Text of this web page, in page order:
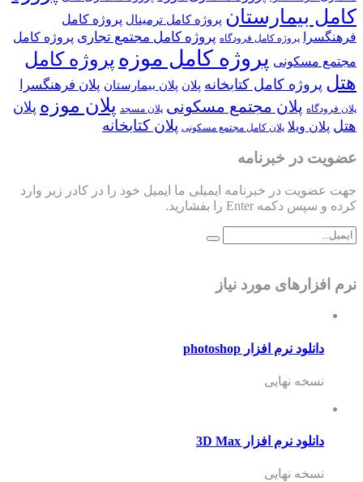
کامل بیمارستان پروژه کامل ترمینال پروژه کامل
فرهنگسرا
پروژه کامل فرودگاه پروژه کامل مجتمع تجاری پروژه کامل
مجتمع مسکونی پروژه کامل موزه پروژه کامل
هتل پروژه کامل کتابخانه پلان پلان بیمارستان پلان فرهنگسرا
پلان فرودگاه پلان مجتمع مسکونی پلان مسجد پلان موزه پلان
هتل پلان ویلا پلان کامل مجتمع مسکونی پلان کتابخانه
عضویت در خبرنامه
جهت عضویت در خبرنامه ایمیلی ما ایمیل خود را در کادر زیر وارد
کرده و سپس دکمه Enter را بفشارید.
نرم افزارهای مورد نیاز
دانلود نرم افزار photoshop
نسخه نهایی
دانلود نرم افزار 3D Max
نسخه نهایی